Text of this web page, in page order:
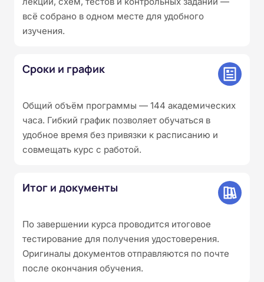
всё собрано в одном месте для удобного
изучения.
Сроки и график
Общий объём программы — 144 академических
часа. Гибкий график позволяет обучаться в
удобное время без привязки к расписанию и
совмещать курс с работой.
Итог и документы
По завершении курса проводится итоговое
тестирование для получения удостоверения.
Оригиналы документов отправляются по почте
после окончания обучения.